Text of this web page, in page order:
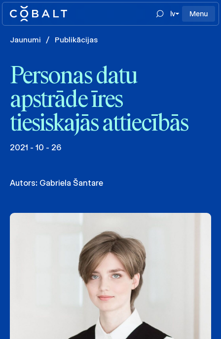
lv Menu
Jaunumi / Publikācijas
Personas datu
apstrāde īres
tiesiskajās attiecībās
2021 - 10 - 26
Autors: Gabriela Šantare